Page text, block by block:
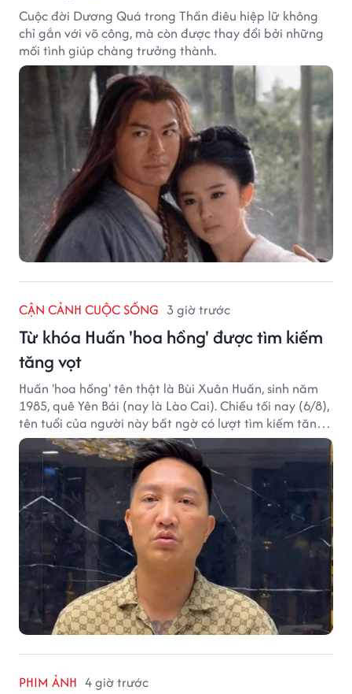
Cuộc đời Dương Quá trong Thần điêu hiệp lữ không
chỉ gắn với võ công, mà còn được thay đổi bởi những
mối tình giúp chàng trưởng thành.
CẬN CẢNH CUỘC SỐNG 3 giờ trước
Từ khóa Huấn 'hoa hồng' được tìm kiếm
tăng vọt
Huấn 'hoa hồng' tên thật là Bùi Xuân Huấn, sinh năm
1985, quê Yên Bái (nay là Lào Cai). Chiều tối nay (6/8),
tên tuổi của người này bất ngờ có lượt tìm kiếm tăng
vọt.
PHIM ẢNH 4 giờ trước